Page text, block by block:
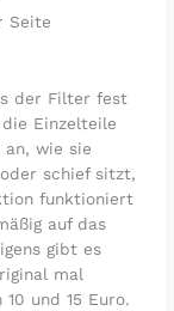
Seite
der Filter fest
Einzelteile
wie sie
schief sitzt,
funktioniert
auf das
gibt es
mal
und 15 Euro.